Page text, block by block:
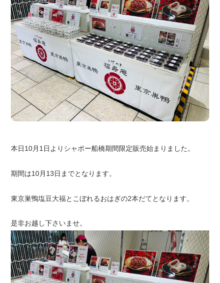
本日10月1日よりシャポー船橋期間限定販売始まりました。
期間は10月13日までとなります。
東京巣鴨塩豆大福とこぼれるおはぎの2本だてとなります。
是非お越し下さいませ。